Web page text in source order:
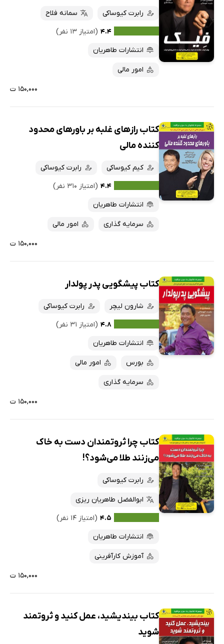
رابرت کیوساکی
سمانه فلاح
۴.۴ (امتیاز ۱۳ نفر)
انتشارات طاهریان
امور مالی
۱۵۰,۰۰۰ ت
کتاب رازهای غلبه بر باورهای محدود
کننده مالی
کیم کیوساکی
رابرت کیوساکی
۴.۴ (امتیاز ۳۱۰ نفر)
انتشارات طاهریان
سرمایه گذاری امور مالی
۱۵۰,۰۰۰ ت
کتاب پیشگویی پدر پولدار
شارون لیچر
رابرت کیوساکی
۴.۸ (امتیاز ۳۱ نفر)
انتشارات طاهریان
بورس امور مالی
سرمایه گذاری
۱۵۰,۰۰۰ ت
کتاب چرا ثروتمندان دست به خاک
می‌زنند طلا می‌شود؟!
رابرت کیوساکی
ابوالفضل طاهریان ریزی
۴.۵ (امتیاز ۱۴ نفر)
انتشارات طاهریان
آموزش کارآفرینی
۱۵۰,۰۰۰ ت
کتاب بیندیشید، عمل کنید و ثروتمند
شوید